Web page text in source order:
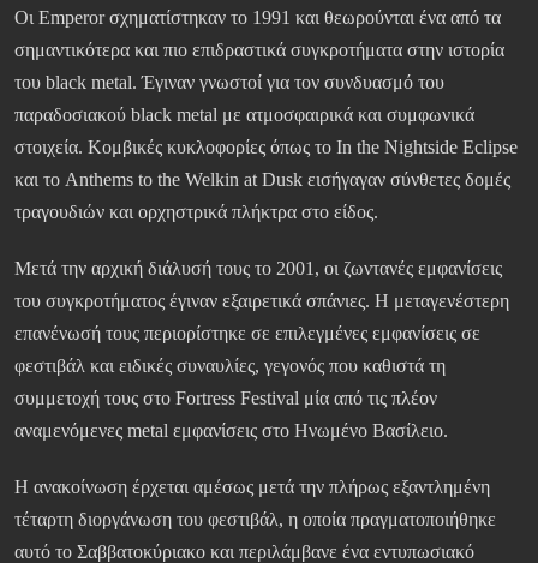
Οι Emperor σχηματίστηκαν το 1991 και θεωρούνται ένα από τα
σημαντικότερα και πιο επιδραστικά συγκροτήματα στην ιστορία
του black metal. Έγιναν γνωστοί για τον συνδυασμό του
παραδοσιακού black metal με ατμοσφαιρικά και συμφωνικά
στοιχεία. Κομβικές κυκλοφορίες όπως το In the Nightside Eclipse
και το Anthems to the Welkin at Dusk εισήγαγαν σύνθετες δομές
τραγουδιών και ορχηστρικά πλήκτρα στο είδος.
Μετά την αρχική διάλυσή τους το 2001, οι ζωντανές εμφανίσεις
του συγκροτήματος έγιναν εξαιρετικά σπάνιες. Η μεταγενέστερη
επανένωσή τους περιορίστηκε σε επιλεγμένες εμφανίσεις σε
φεστιβάλ και ειδικές συναυλίες, γεγονός που καθιστά τη
συμμετοχή τους στο Fortress Festival μία από τις πλέον
αναμενόμενες metal εμφανίσεις στο Ηνωμένο Βασίλειο.
Η ανακοίνωση έρχεται αμέσως μετά την πλήρως εξαντλημένη
τέταρτη διοργάνωση του φεστιβάλ, η οποία πραγματοποιήθηκε
αυτό το Σαββατοκύριακο και περιλάμβανε ένα εντυπωσιακό